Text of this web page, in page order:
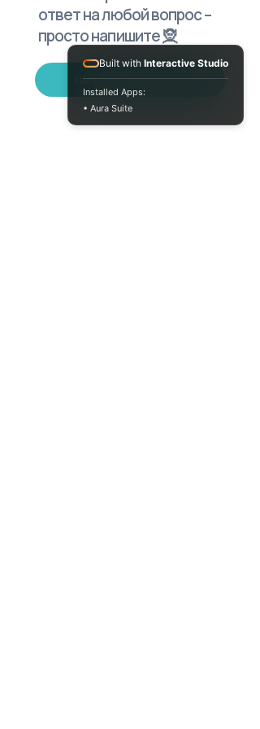
ответ на любой вопрос –
просто напишите 🧝
Написать в Telegram
Built with Interactive Studio
Installed Apps:
• Aura Suite